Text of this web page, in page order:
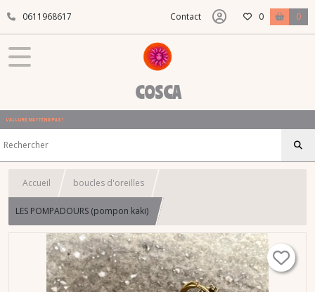
0611968617 Contact 0 0
COSCA
L'ALLURE N'ATTEND PAS !
Accueil boucles d'oreilles
LES POMPADOURS (pompon kaki)